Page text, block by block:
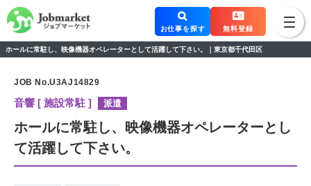
ホールに常駐し、映像機器オペレーターとして活躍して下さい。｜東京都千代田区
お仕事を探す 無料登録
JOB No.U3AJ14829
音響 [ 施設常駐 ] 派遣
ホールに常駐し、映像機器オペレーターとし
て活躍して下さい。